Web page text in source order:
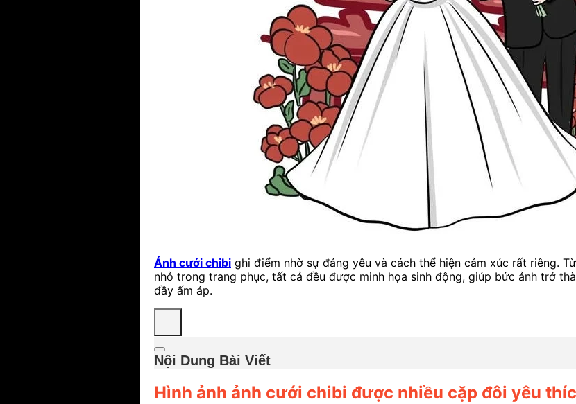
Ảnh cưới chibi ghi điểm nhờ sự đáng yêu và cách thể hiện cảm xúc rất riêng.
nhỏ trong trang phục, tất cả đều được minh họa sinh động, giúp bức ảnh trở
đầy ấm áp.
Nội Dung Bài Viết
Hình ảnh ảnh cưới chibi được nhiều cặp đôi yêu